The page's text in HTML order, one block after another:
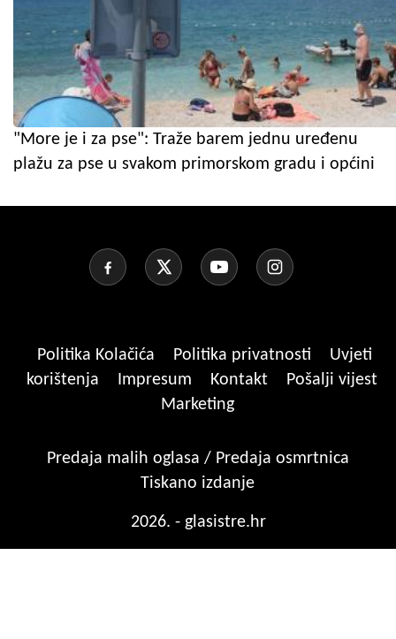
"More je i za pse": Traže barem jednu uređenu
plažu za pse u svakom primorskom gradu i općini
Politika Kolačića Politika privatnosti
Uvjeti
korištenja
Impresum Kontakt
Pošalji vijest
Marketing
Predaja malih oglasa / Predaja osmrtnica
Tiskano izdanje
2026. - glasistre.hr